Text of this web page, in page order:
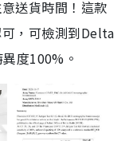
送貨時間！這款
，可檢測到Delta
度100%。